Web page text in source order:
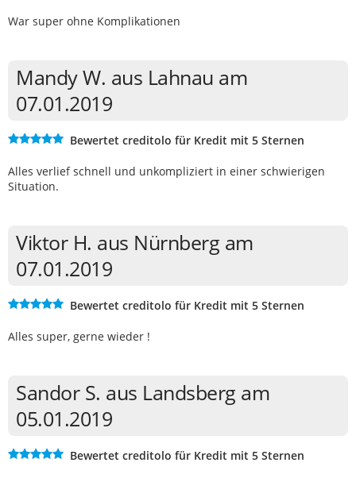
War super ohne Komplikationen
Mandy W. aus Lahnau am
07.01.2019
Bewertet creditolo für Kredit mit 5 Sternen
Alles verlief schnell und unkompliziert in einer schwierigen
Situation.
Viktor H. aus Nürnberg am
07.01.2019
Bewertet creditolo für Kredit mit 5 Sternen
Alles super, gerne wieder !
Sandor S. aus Landsberg am
05.01.2019
Bewertet creditolo für Kredit mit 5 Sternen